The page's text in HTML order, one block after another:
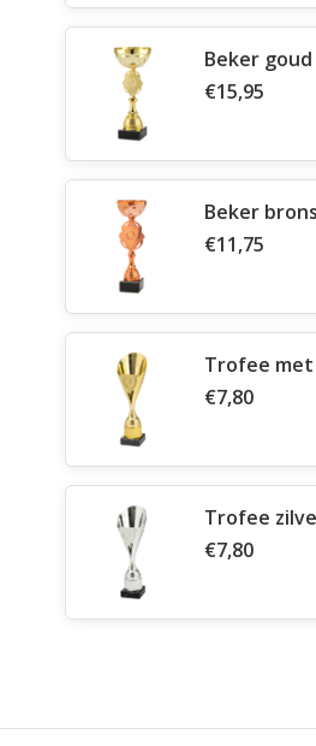
Beker
€15,95
Beker
€11,75
Trofee
€7,80
Trofee
€7,80